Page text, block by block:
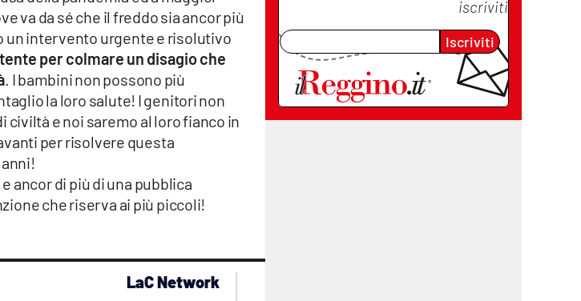
va da sé che il freddo sia ancor più
intervento urgente e risolutivo
per colmare un disagio che
. I bambini non possono più
la loro salute! I genitori non
e noi saremo al loro fianco in
per risolvere questa
ancor di più di una pubblica
che riserva ai più piccoli!
iscriviti
Iscriviti
LaC Network